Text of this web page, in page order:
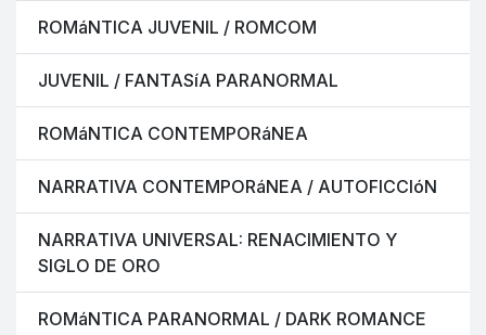
ROMáNTICA JUVENIL / ROMCOM
JUVENIL / FANTASíA PARANORMAL
ROMáNTICA CONTEMPORáNEA
NARRATIVA CONTEMPORáNEA / AUTOFICCIóN
NARRATIVA UNIVERSAL: RENACIMIENTO Y
SIGLO DE ORO
ROMáNTICA PARANORMAL / DARK ROMANCE